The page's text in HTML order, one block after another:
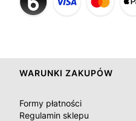
Linki w stopce
WARUNKI ZAKUPÓW
Formy płatności
Regulamin sklepu